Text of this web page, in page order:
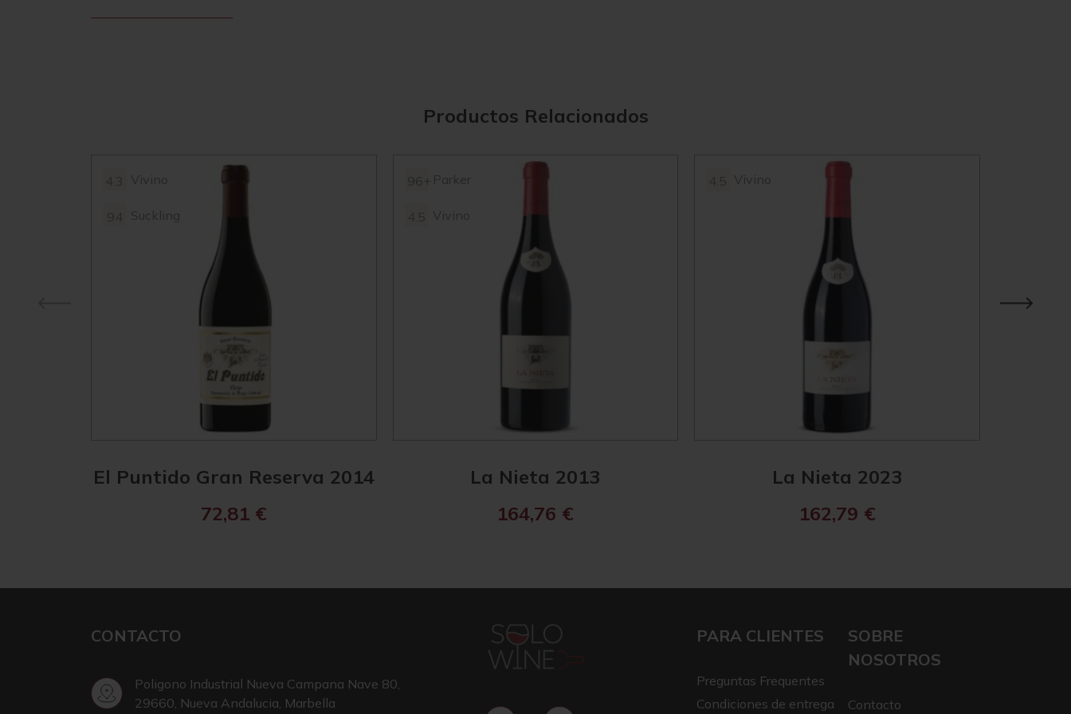
Productos Relacionados
Vivino
Suckling
El Puntido Gran Reserva 2014
72,81 €
Parker
Vivino
La Nieta 2013
164,76 €
Vivino
La Nieta 2023
162,79 €
CONTACTO
Poligono Industrial Nueva Campana Nave 80,
29660, Nueva Andalucia, Marbella
PARA CLIENTES
Preguntas Frequentes
Condiciones de entrega
SOBRE
NOSOTROS
Contacto